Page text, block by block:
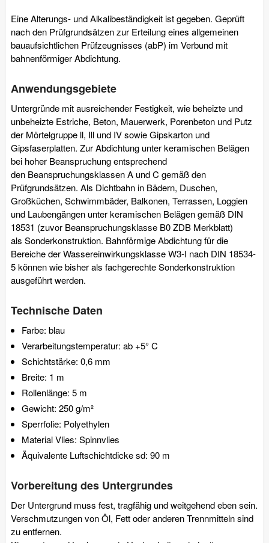
Eine Alterungs- und Alkalibeständigkeit ist gegeben. Geprüft
nach den Prüfgrundsätzen zur Erteilung eines allgemeinen
bauaufsichtlichen Prüfzeugnisses (abP) im Verbund mit
bahnenförmiger Abdichtung.
Anwendungsgebiete
Untergründe mit ausreichender Festigkeit, wie beheizte und
unbeheizte Estriche, Beton, Mauerwerk, Porenbeton und Putz
der Mörtelgruppe ll, Ill und IV sowie Gipskarton und
Gipsfaserplatten. Zur Abdichtung unter keramischen Belägen
bei hoher Beanspruchung entsprechend
den Beanspruchungsklassen A und C gemäß den
Prüfgrundsätzen. Als Dichtbahn in Bädern, Duschen,
Großküchen, Schwimmbäder, Balkonen, Terrassen, Loggien
und Laubengängen unter keramischen Belägen gemäß DIN
18531 (zuvor Beanspruchungsklasse B0 ZDB Merkblatt)
als Sonderkonstruktion. Bahnförmige Abdichtung für die
Bereiche der Wassereinwirkungsklasse W3-I nach DIN 18534-
5 können wie bisher als fachgerechte Sonderkonstruktion
ausgeführt werden.
Technische Daten
Farbe: blau
Verarbeitungstemperatur: ab +5° C
Schichtstärke: 0,6 mm
Breite: 1 m
Rollenlänge: 5 m
Gewicht: 250 g/m²
Sperrfolie: Polyethylen
Material Vlies: Spinnvlies
Äquivalente Luftschichtdicke sd: 90 m
Vorbereitung des Untergrundes
Der Untergrund muss fest, tragfähig und weitgehend eben sein.
Verschmutzungen von Öl, Fett oder anderen Trennmitteln sind
zu entfernen.